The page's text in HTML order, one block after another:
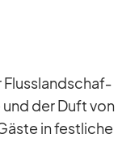
Fluss­land­schaf­
der Duft von
in fest­li­che